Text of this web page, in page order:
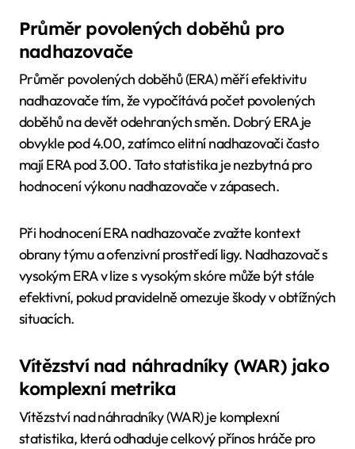
Průměr povolených doběhů pro
nadhazovače
Průměr povolených doběhů (ERA) měří efektivitu
nadhazovače tím, že vypočítává počet povolených
doběhů na devět odehraných směn. Dobrý ERA je
obvykle pod 4.00, zatímco elitní nadhazovači často
mají ERA pod 3.00. Tato statistika je nezbytná pro
hodnocení výkonu nadhazovače v zápasech.
Při hodnocení ERA nadhazovače zvažte kontext
obrany týmu a ofenzivní prostředí ligy. Nadhazovač s
vysokým ERA v lize s vysokým skóre může být stále
efektivní, pokud pravidelně omezuje škody v obtížných
situacích.
Vítězství nad náhradníky (WAR) jako
komplexní metrika
Vítězství nad náhradníky (WAR) je komplexní
statistika, která odhaduje celkový přínos hráče pro